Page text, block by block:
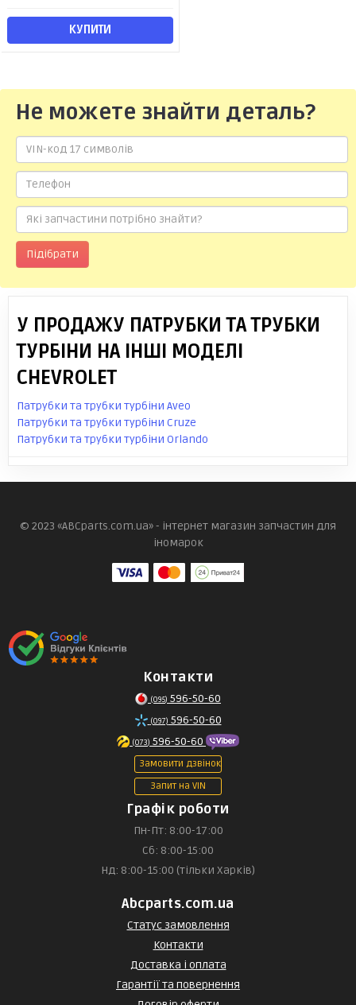
КУПИТИ
Не можете знайти деталь?
Підібрати
У ПРОДАЖУ ПАТРУБКИ ТА ТРУБКИ
ТУРБІНИ НА ІНШІ МОДЕЛІ
CHEVROLET
Патрубки та трубки турбіни Aveo
Патрубки та трубки турбіни Cruze
Патрубки та трубки турбіни Orlando
© 2023 «ABCparts.com.ua» - інтернет магазин запчастин для
іномарок
Контакти
(095) 596-50-60
(097) 596-50-60
(073) 596-50-60
Замовити дзвінок
Запит на VIN
Графік роботи
Пн-Пт: 8:00-17:00
Сб: 8:00-15:00
Нд: 8:00-15:00 (тільки Харків)
Abcparts.com.ua
Статус замовлення
Контакти
Доставка і оплата
Гарантії та повернення